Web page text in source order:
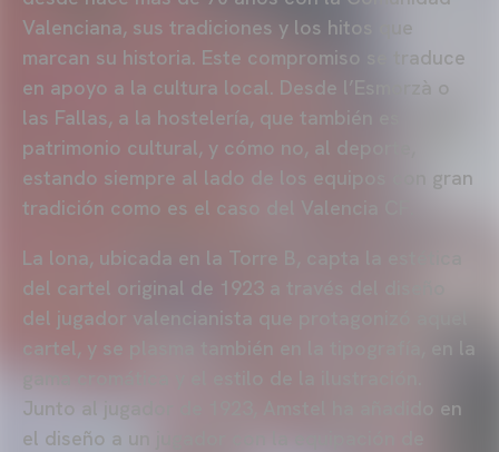
Valenciana, sus tradiciones y los hitos que
marcan su historia. Este compromiso se traduce
en apoyo a la cultura local. Desde l’Esmorzà o
las Fallas, a la hostelería, que también es
patrimonio cultural, y cómo no, al deporte,
estando siempre al lado de los equipos con gran
tradición como es el caso del Valencia CF.
La lona, ubicada en la Torre B, capta la estética
del cartel original de 1923 a través del diseño
del jugador valencianista que protagonizó aquel
cartel, y se plasma también en la tipografía, en la
Junto al jugador de 1923, Amstel ha añadido en
el diseño a un jugador con la equipación de